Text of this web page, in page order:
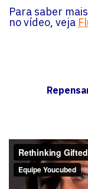
Para saber
no vídeo, veja